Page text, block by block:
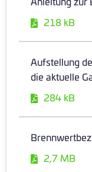
218 kB
Aufstellung
die aktuelle
284 kB
2,7 MB